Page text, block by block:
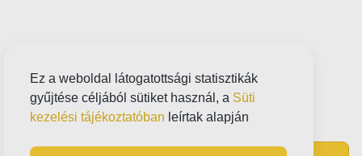
Ez a weboldal látogatottsági statisztikák
gyűjtése céljából sütiket használ, a Süti
kezelési tájékoztatóban leírtak alapján
Próbatábla